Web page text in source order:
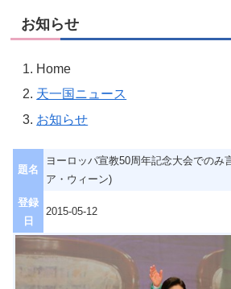
お知らせ
Home
天一国ニュース
お知らせ
題名
ヨーロッパ宣教50周年記念大会でのみ
ア・ウィーン)
登録
日
2015-05-12